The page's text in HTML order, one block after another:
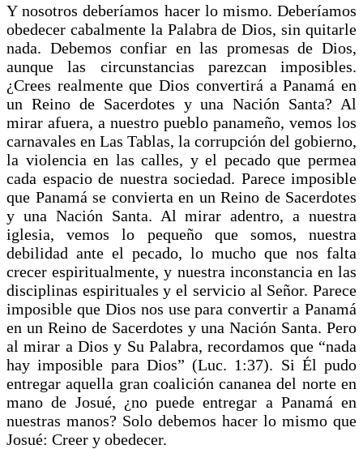
Y nosotros deberíamos hacer lo mismo. Deberíamos
obedecer cabalmente la Palabra de Dios, sin quitarle
nada. Debemos confiar en las promesas de Dios,
aunque las circunstancias parezcan imposibles.
¿Crees realmente que Dios convertirá a Panamá en
un Reino de Sacerdotes y una Nación Santa? Al
mirar afuera, a nuestro pueblo panameño, vemos los
carnavales en Las Tablas, la corrupción del gobierno,
la violencia en las calles, y el pecado que permea
cada espacio de nuestra sociedad. Parece imposible
que Panamá se convierta en un Reino de Sacerdotes
y una Nación Santa. Al mirar adentro, a nuestra
iglesia, vemos lo pequeño que somos, nuestra
debilidad ante el pecado, lo mucho que nos falta
crecer espiritualmente, y nuestra inconstancia en las
disciplinas espirituales y el servicio al Señor. Parece
imposible que Dios nos use para convertir a Panamá
en un Reino de Sacerdotes y una Nación Santa. Pero
al mirar a Dios y Su Palabra, recordamos que “nada
hay imposible para Dios” (Luc. 1:37). Si Él pudo
entregar aquella gran coalición cananea del norte en
mano de Josué, ¿no puede entregar a Panamá en
nuestras manos? Solo debemos hacer lo mismo que
Josué: Creer y obedecer.